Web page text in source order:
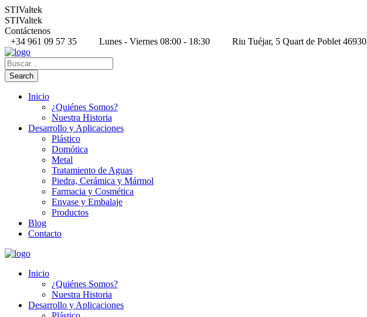
STIValtek
STIValtek
Contáctenos
+34 961 09 57 35
Lunes - Viernes 08:00 - 18:30 Riu Tuéjar, 5 Quart de Poblet 46930
Inicio
¿Quiénes Somos?
Nuestra Historia
Desarrollo y Aplicaciones
Plástico
Domótica
Metal
Tratamiento de Aguas
Piedra, Cerámica y Mármol
Farmacia y Cosmética
Envase y Embalaje
Productos
Blog
Contacto
Inicio
¿Quiénes Somos?
Nuestra Historia
Desarrollo y Aplicaciones